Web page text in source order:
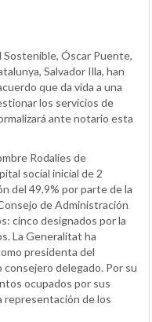
Óscar Puente,
Salvador Illa, han
que da vida a una
los servicios de
ante notario esta
Rodalies de
social inicial de 2
del 49,9% por parte de la
de Administración
cinco designados por la
La Generalitat ha
presidenta del
consejero delegado. Por su
ocupados por sus
representación de los